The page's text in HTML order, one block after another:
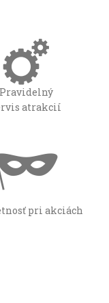
Pravidelný
atrakcií
pri akciách